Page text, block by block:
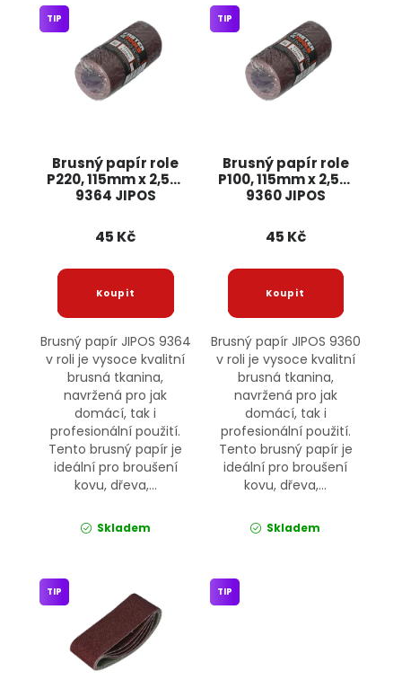
Brusný papír role
P220, 115mm x 2,5m
9364 JIPOS
TIP
45 Kč
Brusný papír JIPOS 9364
v roli je vysoce kvalitní
brusná tkanina,
navržená pro jak
domácí, tak i
profesionální použití.
Tento brusný papír je
ideální pro broušení
kovu, dřeva,...
Skladem
Brusný papír role
P100, 115mm x 2,5m
9360 JIPOS
TIP
45 Kč
Brusný papír JIPOS 9360
v roli je vysoce kvalitní
brusná tkanina,
navržená pro jak
domácí, tak i
profesionální použití.
Tento brusný papír je
ideální pro broušení
kovu, dřeva,...
Skladem
TIP TIP